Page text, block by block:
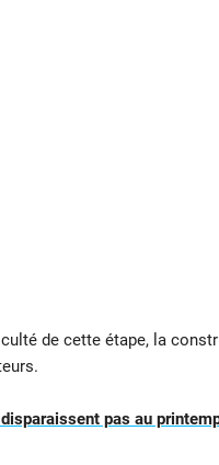
de cette étape, la
pas au